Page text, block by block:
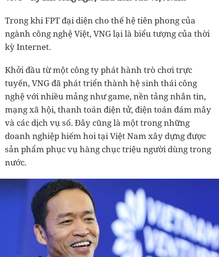
Trong khi FPT đại diện cho thế hệ tiên phong của
ngành công nghệ Việt, VNG lại là biểu tượng của thời
kỳ Internet.
Khởi đầu từ một công ty phát hành trò chơi trực
tuyến, VNG đã phát triển thành hệ sinh thái công
nghệ với nhiều mảng như game, nền tảng nhắn tin,
mạng xã hội, thanh toán điện tử, điện toán đám mây
và các dịch vụ số. Đây cũng là một trong những
doanh nghiệp hiếm hoi tại Việt Nam xây dựng được
sản phẩm phục vụ hàng chục triệu người dùng trong
nước.